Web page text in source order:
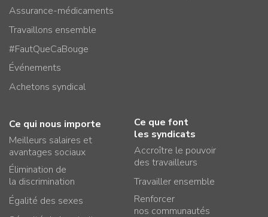
Assurance-médicaments
Travaillons ensemble
#FautQueCaBouge
Événements
Achetons syndical
Ce qui nous importe
Meilleurs salaires et
avantages sociaux
Élimination de
la discrimination
Égalité des sexes
Ce que font
les syndicats
Accroître le pouvoir
des travailleurs
Travailler ensemble
Renforcer
nos communautés